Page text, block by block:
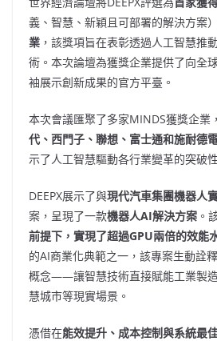
義、智慧、新穎且可部署的解決方案）
業 ，該獎項旨在表彰透過人工智慧推
術。本次論壇為獲獎企業提供了向全
袖展示創新成果的官方平臺。
本次會議匯聚了多家MINDS獲獎企業
代、西門子、聯想、富士通和施耐德
示了人工智慧驅動各行業變革的突破
DEEPX展示了與現代汽車集團機器人
案，呈現了一款機器人AI解決方案 。
前提下，實現了超過GPU兩倍的效能
的AI商業化典範之一，該專案生動詮
概念——讓智慧技術直接賦能工業製
慧城市等現實場景。
憑借在能效提升、成本控制與系統最